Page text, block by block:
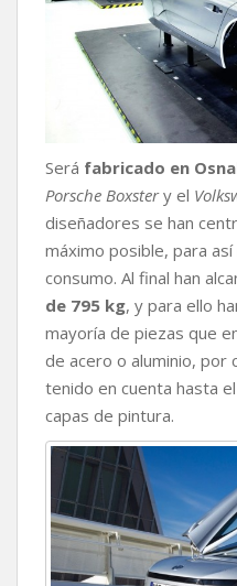
Será fabricado en
Porsche Boxstery el
diseñadores se han
máximo posible, para
consumo. Al final han
de 795 kg, y para ello
mayoría de piezas que
de acero o aluminio, por
tenido en cuenta hasta
capas de pintura.